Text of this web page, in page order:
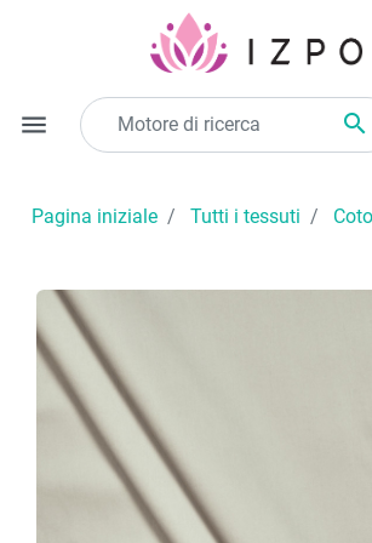
menu 
Pagina iniziale Tutti i tessuti